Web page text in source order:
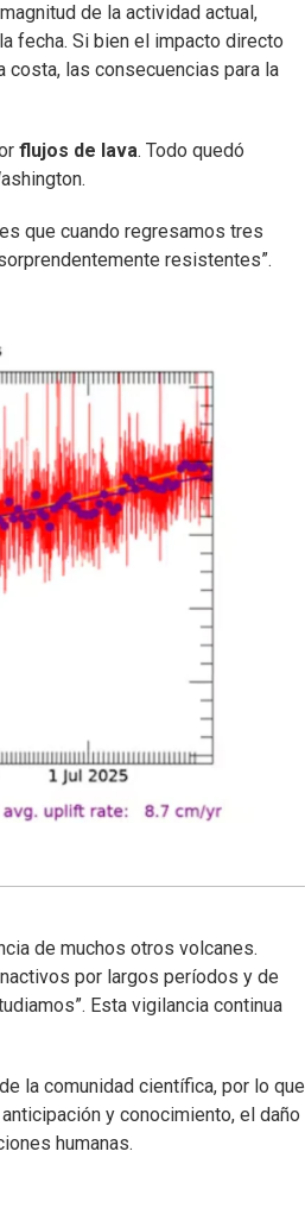
de la actividad actual,
fecha. Si bien el impacto directo
las consecuencias para la
flujos de lava. Todo quedó
que cuando regresamos tres
resistentes”.
de muchos otros volcanes.
por largos períodos y de
Esta vigilancia continua
la comunidad científica, por lo que
y conocimiento, el daño
humanas.